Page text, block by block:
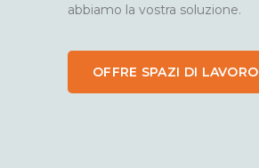
abbiamo la vostra soluzione.
OFFRE SPAZI DI LAVORO